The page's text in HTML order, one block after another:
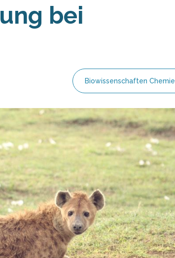
bei
Biowissenschaften Chemie